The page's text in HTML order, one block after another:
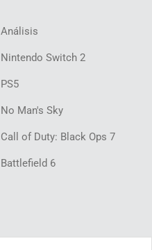
Análisis
Nintendo Switch 2
PS5
No Man's Sky
Call of Duty: Black Ops 7
Battlefield 6